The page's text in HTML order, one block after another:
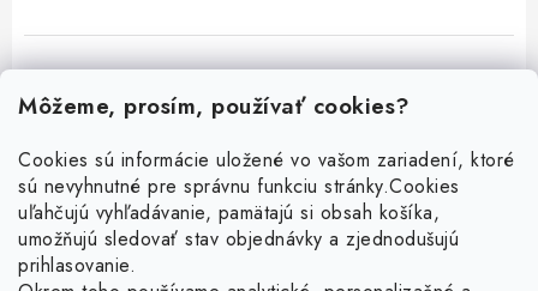
Môžeme, prosím, používať cookies?
Cookies sú informácie uložené vo vašom zariadení, ktoré
sú nevyhnutné pre správnu funkciu stránky.Cookies
uľahčujú vyhľadávanie, pamätajú si obsah košíka,
umožňujú sledovať stav objednávky a zjednodušujú
prihlasovanie.